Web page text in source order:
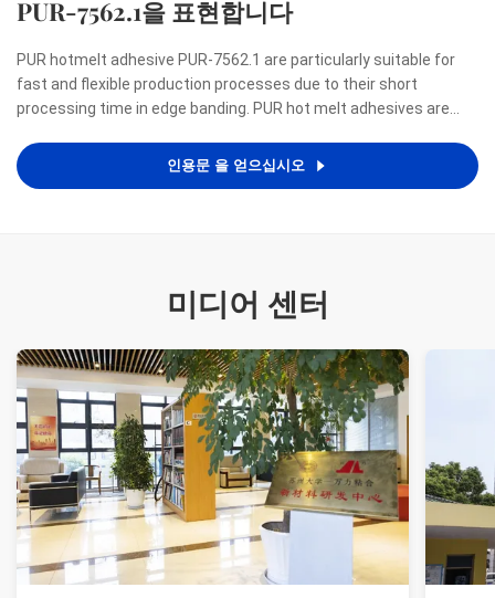
PUR-7562.1을 표현합니다
PUR hotmelt adhesive PUR-7562.1 are particularly suitable for
fast and flexible production processes due to their short
processing time in edge banding. PUR hot melt adhesives are
zero-bondline appearance as well as resistance to heat, ...
인용문 을 얻으십시오
미디어 센터